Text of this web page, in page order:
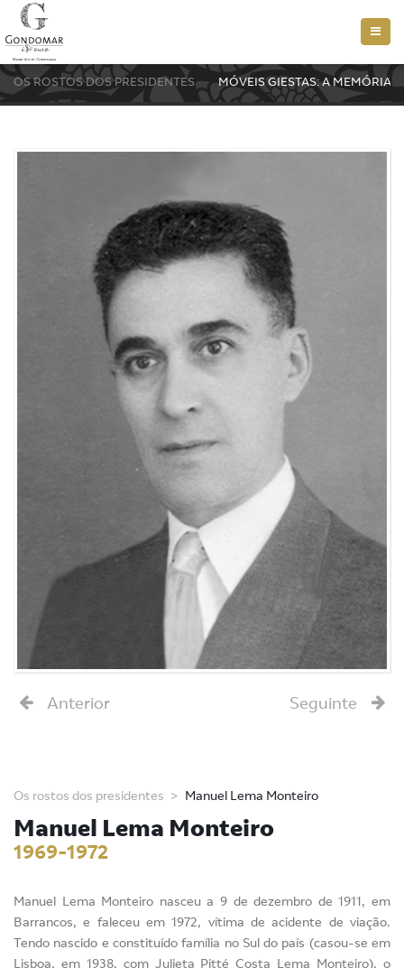
Toggle
OS ROSTOS DOS PRESIDENTES
...
MÓVEIS GIESTAS: A MEMÓRIA
...
Anterior Seguinte
Os rostos dos presidentes Manuel Lema Monteiro
Manuel Lema Monteiro
1969-1972
Manuel Lema Monteiro nasceu a 9 de dezembro de 1911, em
Barrancos, e faleceu em 1972, vítima de acidente de viação.
Tendo nascido e constituído família no Sul do país (casou-se em
Lisboa, em 1938, com Julieta Pitté Costa Lema Monteiro), o